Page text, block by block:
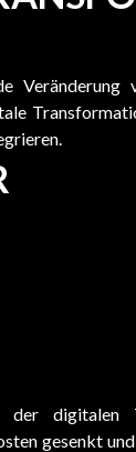
der
gesenkt